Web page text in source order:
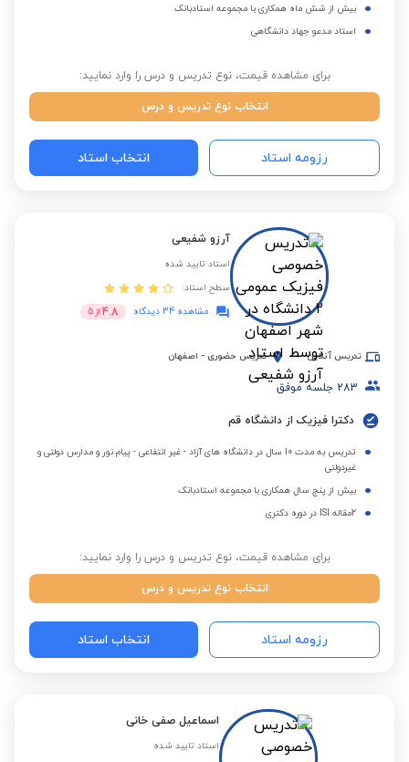
بیش از شش ماه همکاری با مجموعه استادبانک
استاد مدعو جهاد دانشگاهی
برای مشاهده قیمت، نوع تدریس و درس را وارد نمایید:
انتخاب نوع تدریس و درس
رزومه استاد انتخاب استاد
آرزو شفیعی
استاد تایید شده
سطح استاد:
مشاهده 34 دیدگاه
4.8 از 5
تدریس آنلاین تدریس حضوری - اصفهان
283 جلسه موفق
دکترا فیزیک از دانشگاه قم
تدریس به مدت 10 سال در دانشگاه های آزاد - غیر انتفاعی - پیام نور و مدارس دولتی و
غیردولتی
بیش از پنج سال همکاری با مجموعه استادبانک
2مقاله ISI در دوره دکتری
برای مشاهده قیمت، نوع تدریس و درس را وارد نمایید:
انتخاب نوع تدریس و درس
رزومه استاد انتخاب استاد
اسماعیل صفی خانی
استاد تایید شده